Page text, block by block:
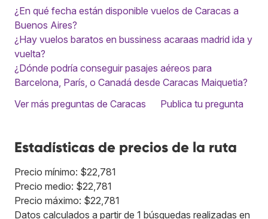
¿En qué fecha están disponible vuelos de Caracas a
Buenos Aires?
¿Hay vuelos baratos en bussiness acaraas madrid ida y
vuelta?
¿Dónde podría conseguir pasajes aéreos para
Barcelona, París, o Canadá desde Caracas Maiquetia?
Ver más preguntas de Caracas
Publica tu pregunta
Estadísticas de precios de la ruta
Precio mínimo: $22,781
Precio medio: $22,781
Precio máximo: $22,781
Datos calculados a partir de 1 búsquedas realizadas en